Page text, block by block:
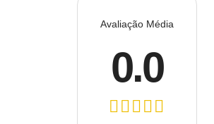
Avaliação Média
0.0